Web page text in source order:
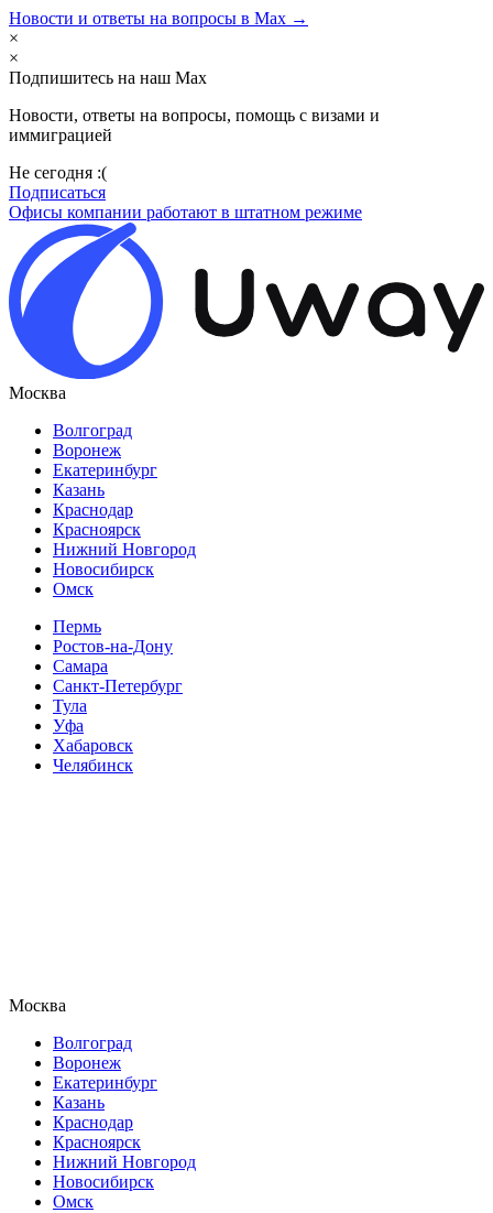
Новости и ответы на вопросы в Max →
×
×
Подпишитесь на наш Max
Новости, ответы на вопросы, помощь с визами и
иммиграцией
Не сегодня :(
Подписаться
Офисы компании работают в штатном режиме
Москва
Волгоград
Воронеж
Екатеринбург
Казань
Краснодар
Красноярск
Нижний Новгород
Новосибирск
Омск
Пермь
Ростов-на-Дону
Самара
Санкт-Петербург
Тула
Уфа
Хабаровск
Челябинск
Москва
Волгоград
Воронеж
Екатеринбург
Казань
Краснодар
Красноярск
Нижний Новгород
Новосибирск
Омск